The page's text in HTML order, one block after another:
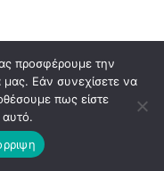
προσφέρουμε την
μας. Εάν συνεχίσετε να
πως είστε
αυτό.